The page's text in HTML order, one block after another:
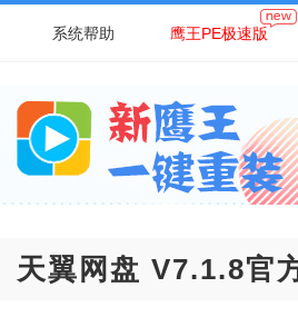
系统帮助 鹰王PE极速版
天翼网盘 V7.1.8官